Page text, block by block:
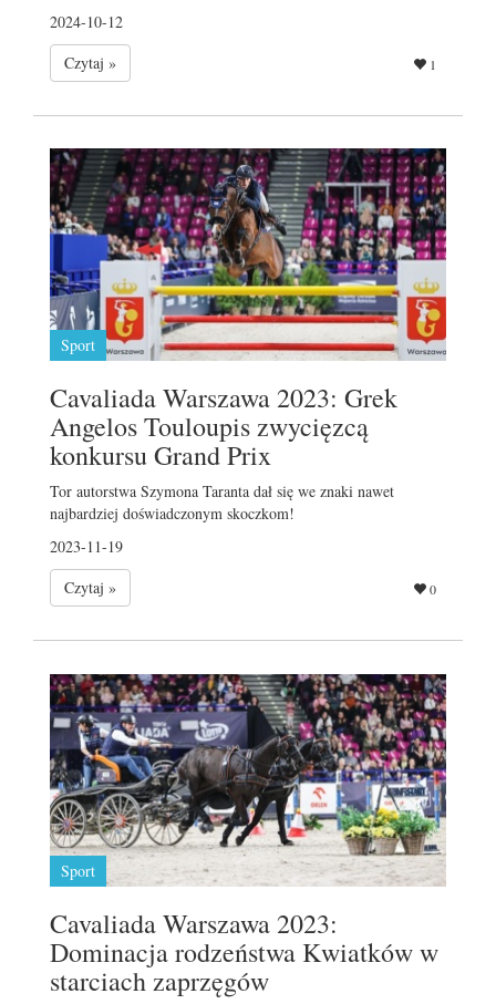
2024-10-12
Czytaj »
1
Sport
Cavaliada Warszawa 2023: Grek
Angelos Touloupis zwycięzcą
konkursu Grand Prix
Tor autorstwa Szymona Taranta dał się we znaki nawet
najbardziej doświadczonym skoczkom!
2023-11-19
Czytaj »
0
Sport
Cavaliada Warszawa 2023:
Dominacja rodzeństwa Kwiatków w
starciach zaprzęgów